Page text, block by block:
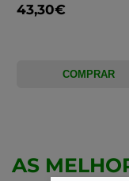
43,30€
COMPRAR
AS